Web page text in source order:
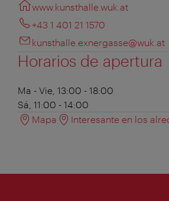
www.kunsthalle.wuk.at
+43 1 401 21 1570
kunsthalle.exnergasse@wuk.at
Horarios de apertura
Ma - Vie, 13:00 - 18:00
Sá, 11:00 - 14:00
Mapa
Interesante en los